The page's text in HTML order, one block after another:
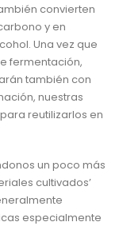
convierten
y en
Una vez que
fermentación,
también con
nuestras
reutilizarlos en
un poco más
cultivados’
especialmente